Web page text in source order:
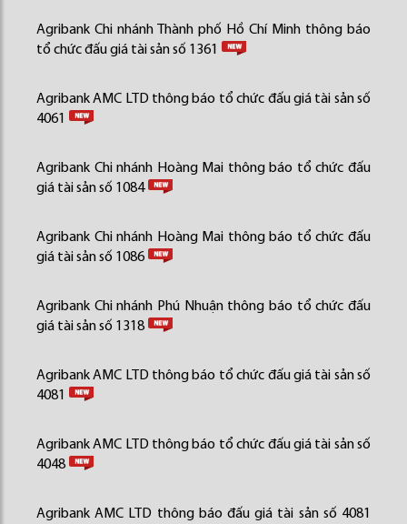
Agribank Chi nhánh Thành phố Hồ Chí Minh thông báo
tổ chức đấu giá tài sản số 1361
Agribank AMC LTD thông báo tổ chức đấu giá tài sản số
4061
Agribank Chi nhánh Hoàng Mai thông báo tổ chức đấu
giá tài sản số 1084
Agribank Chi nhánh Hoàng Mai thông báo tổ chức đấu
giá tài sản số 1086
Agribank Chi nhánh Phú Nhuận thông báo tổ chức đấu
giá tài sản số 1318
Agribank AMC LTD thông báo tổ chức đấu giá tài sản số
4081
Agribank AMC LTD thông báo tổ chức đấu giá tài sản số
4048
Agribank AMC LTD thông báo đấu giá tài sản số 4081